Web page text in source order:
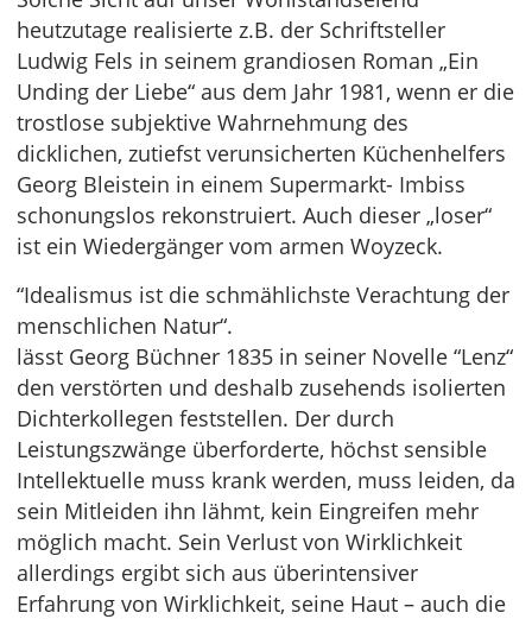
heutzutage realisierte z.B. der Schriftsteller
Ludwig Fels in seinem grandiosen Roman „Ein
Unding der Liebe“ aus dem Jahr 1981, wenn er die
trostlose subjektive Wahrnehmung des
dicklichen, zutiefst verunsicherten Küchenhelfers
Georg Bleistein in einem Supermarkt- Imbiss
schonungslos rekonstruiert. Auch dieser „loser“
ist ein Wiedergänger vom armen Woyzeck.
“Idealismus ist die schmählichste Verachtung der
menschlichen Natur“.
lässt Georg Büchner 1835 in seiner Novelle “Lenz“
den verstörten und deshalb zusehends isolierten
Dichterkollegen feststellen. Der durch
Leistungszwänge überforderte, höchst sensible
Intellektuelle muss krank werden, muss leiden, da
sein Mitleiden ihn lähmt, kein Eingreifen mehr
möglich macht. Sein Verlust von Wirklichkeit
allerdings ergibt sich aus überintensiver
Erfahrung von Wirklichkeit, seine Haut – auch die